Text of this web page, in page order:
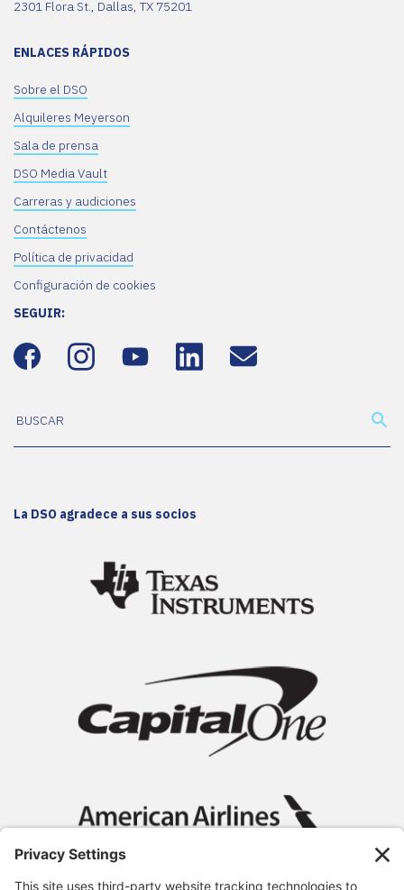
2301 Flora St., Dallas, TX 75201
ENLACES RÁPIDOS
Sobre el DSO
Alquileres Meyerson
Sala de prensa
DSO Media Vault
Carreras y audiciones
Contáctenos
Política de privacidad
Configuración de cookies
SEGUIR:
La DSO agradece a sus socios